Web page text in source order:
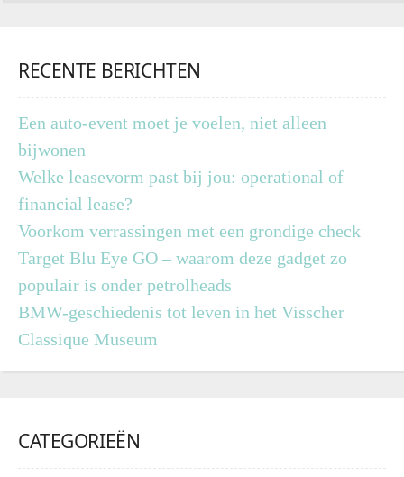
RECENTE BERICHTEN
Een auto-event moet je voelen, niet alleen
bijwonen
Welke leasevorm past bij jou: operational of
financial lease?
Voorkom verrassingen met een grondige check
Target Blu Eye GO – waarom deze gadget zo
populair is onder petrolheads
BMW-geschiedenis tot leven in het Visscher
Classique Museum
CATEGORIEËN